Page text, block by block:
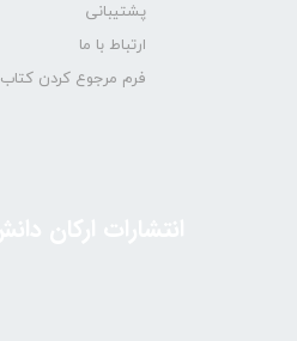
پشتیبانی
ارتباط با ما
فرم مرجوع کردن کتاب